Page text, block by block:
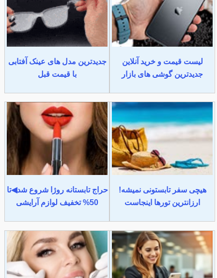
لیست قیمت و خرید آنلاین
جدیدترین گوشی های بازار
جدیدترین مدل های عینک آفتابی
با قیمت قبل
هیچی سفر تابستونی نمیشه!
ارزانترین تورها اینجاست
حراج تابستانه روژا شروع شد◀تا
50% تخفیف لوازم آرایشی